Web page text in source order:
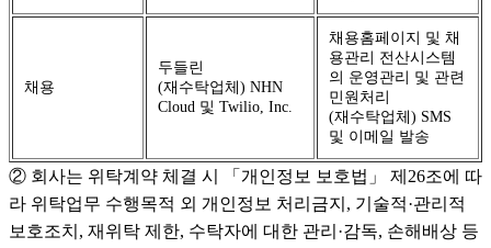
채용
두들린
(재수탁업체) NHN
Cloud 및 Twilio, Inc.
채용홈페이지 및 채
용관리 전산시스템
의 운영관리 및 관련
민원처리
(재수탁업체) SMS
및 이메일 발송
② 회사는 위탁계약 체결 시 「개인정보 보호법」 제26조에 따
라 위탁업무 수행목적 외 개인정보 처리금지, 기술적·관리적
보호조치, 재위탁 제한, 수탁자에 대한 관리·감독, 손해배상 등